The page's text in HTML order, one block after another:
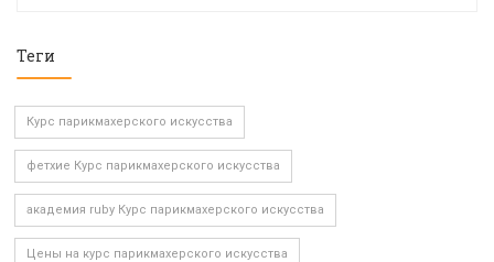
Теги
Курс парикмахерского искусства
фетхие Курс парикмахерского искусства
академия ruby Курс парикмахерского искусства
Цены на курс парикмахерского искусства